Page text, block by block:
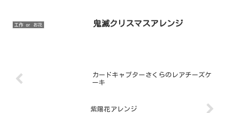
工作 or お花 鬼滅クリスマスアレンジ
カードキャプターさくらのレアチーズケ
ーキ
紫陽花アレンジ